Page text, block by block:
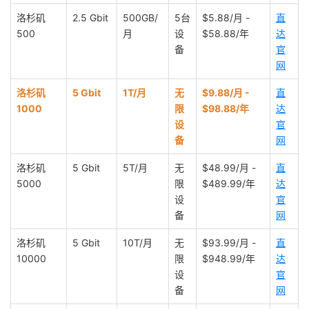
洛杉矶
500
2.5 Gbit
500GB/
月
5台
设
备
$5.88/月 -
$58.88/年
直
达
官
网
洛杉矶
1000
5 Gbit 1T/月
无
限
设
备
$9.88/月 -
$98.88/年
直
达
官
网
洛杉矶
5000
5 Gbit 5T/月
无
限
设
备
$48.99/月 -
$489.99/年
直
达
官
网
洛杉矶
10000
5 Gbit 10T/月
无
限
设
备
$93.99/月 -
$948.99/年
直
达
官
网